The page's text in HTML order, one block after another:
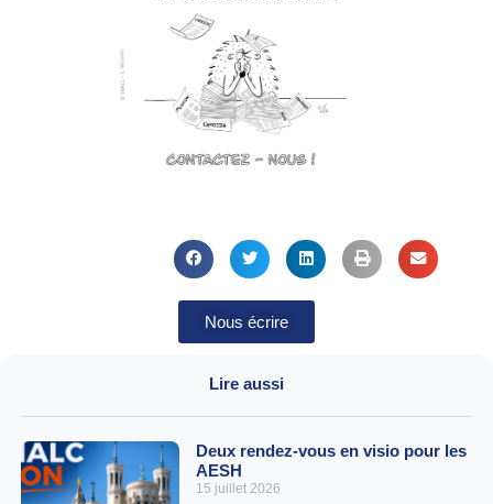
Nous écrire
Lire aussi
Deux rendez-vous en visio pour les
AESH
15 juillet 2026